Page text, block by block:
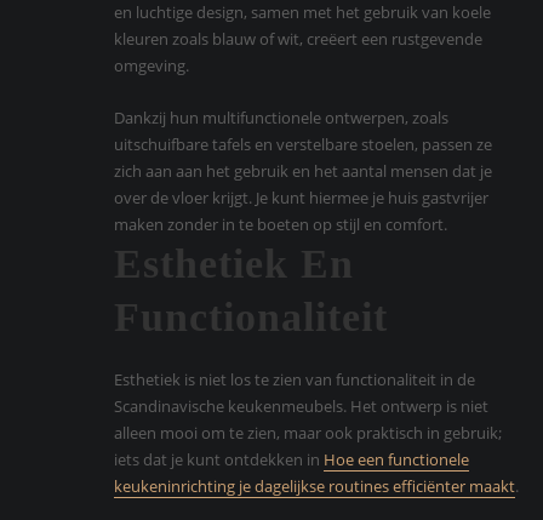
en luchtige design, samen met het gebruik van koele
kleuren zoals blauw of wit, creëert een rustgevende
omgeving.
Dankzij hun multifunctionele ontwerpen, zoals
uitschuifbare tafels en verstelbare stoelen, passen ze
zich aan aan het gebruik en het aantal mensen dat je
over de vloer krijgt. Je kunt hiermee je huis gastvrijer
maken zonder in te boeten op stijl en comfort.
Esthetiek En
Functionaliteit
Esthetiek is niet los te zien van functionaliteit in de
Scandinavische keukenmeubels. Het ontwerp is niet
alleen mooi om te zien, maar ook praktisch in gebruik;
iets dat je kunt ontdekken in Hoe een functionele
keukeninrichting je dagelijkse routines efficiënter maakt.